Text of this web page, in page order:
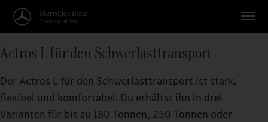
Actros L für den Schwerlasttransport
Der Actros L für den Schwerlasttransport ist stark,
flexibel und komfortabel. Du erhältst ihn in drei
Varianten für bis zu 180 Tonnen, 250 Tonnen oder